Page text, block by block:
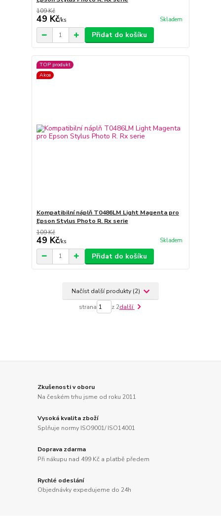
109 Kč
49 Kč/ks Skladem
Přidat do košíku
TOP produkt
Akce
Kompatibilní náplň T0486LM Light Magenta pro
Epson Stylus Photo R. Rx serie
109 Kč
49 Kč/ks Skladem
Přidat do košíku
Načíst další produkty (2)
strana z 2další
Zkušenosti v oboru
Na českém trhu jsme od roku 2011
Vysoká kvalita zboží
Splňuje normy ISO9001/ ISO14001
Doprava zdarma
Při nákupu nad 499 Kč a platbě předem
Rychlé odeslání
Objednávky expedujeme do 24h